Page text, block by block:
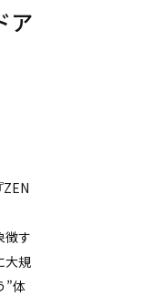
ア
徴す
大規
”体